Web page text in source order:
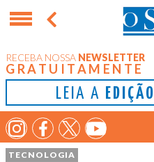
RECEBA NOSSA NEWSLETTER
GRATUITAMENTE
LEIA A EDIÇÃO
TECNOLOGIA